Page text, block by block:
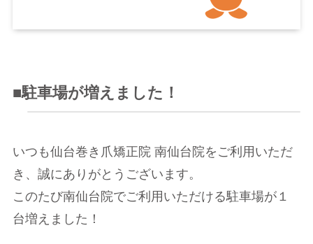
■駐車場が増えました！
いつも仙台巻き爪矯正院 南仙台院をご利用いただ
き、誠にありがとうございます。
このたび南仙台院でご利用いただける駐車場が１
台増えました！